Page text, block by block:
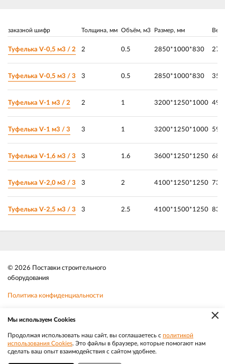
заказной шифр Толщина, мм Объём, м3 Размер, мм Вес,
Туфелька V-0,5 м3 / 2 2 0.5 2850*1000*830 270
Туфелька V-0,5 м3 / 3 3 0.5 2850*1000*830 350
Туфелька V-1 м3 / 2 2 1 3200*1250*1000 490
Туфелька V-1 м3 / 3 3 1 3200*1250*1000 590
Туфелька V-1,6 м3 / 3 3 1.6 3600*1250*1250 680
Туфелька V-2,0 м3 / 3 3 2 4100*1250*1250 730
Туфелька V-2,5 м3 / 3 3 2.5 4100*1500*1250 830
© 2026 Поставки строительного
оборудования
Политика конфиденциальности
Телефон:8 (383) 202 1436
Электронная почта:sale@efacade.ru Разработка|Веб-аналитика
×
Мы используем Cookies
Продолжая использовать наш сайт, вы соглашаетесь с политикой
использования Cookies. Это файлы в браузере, которые помогают нам
сделать ваш опыт взаимодействия с сайтом удобнее.